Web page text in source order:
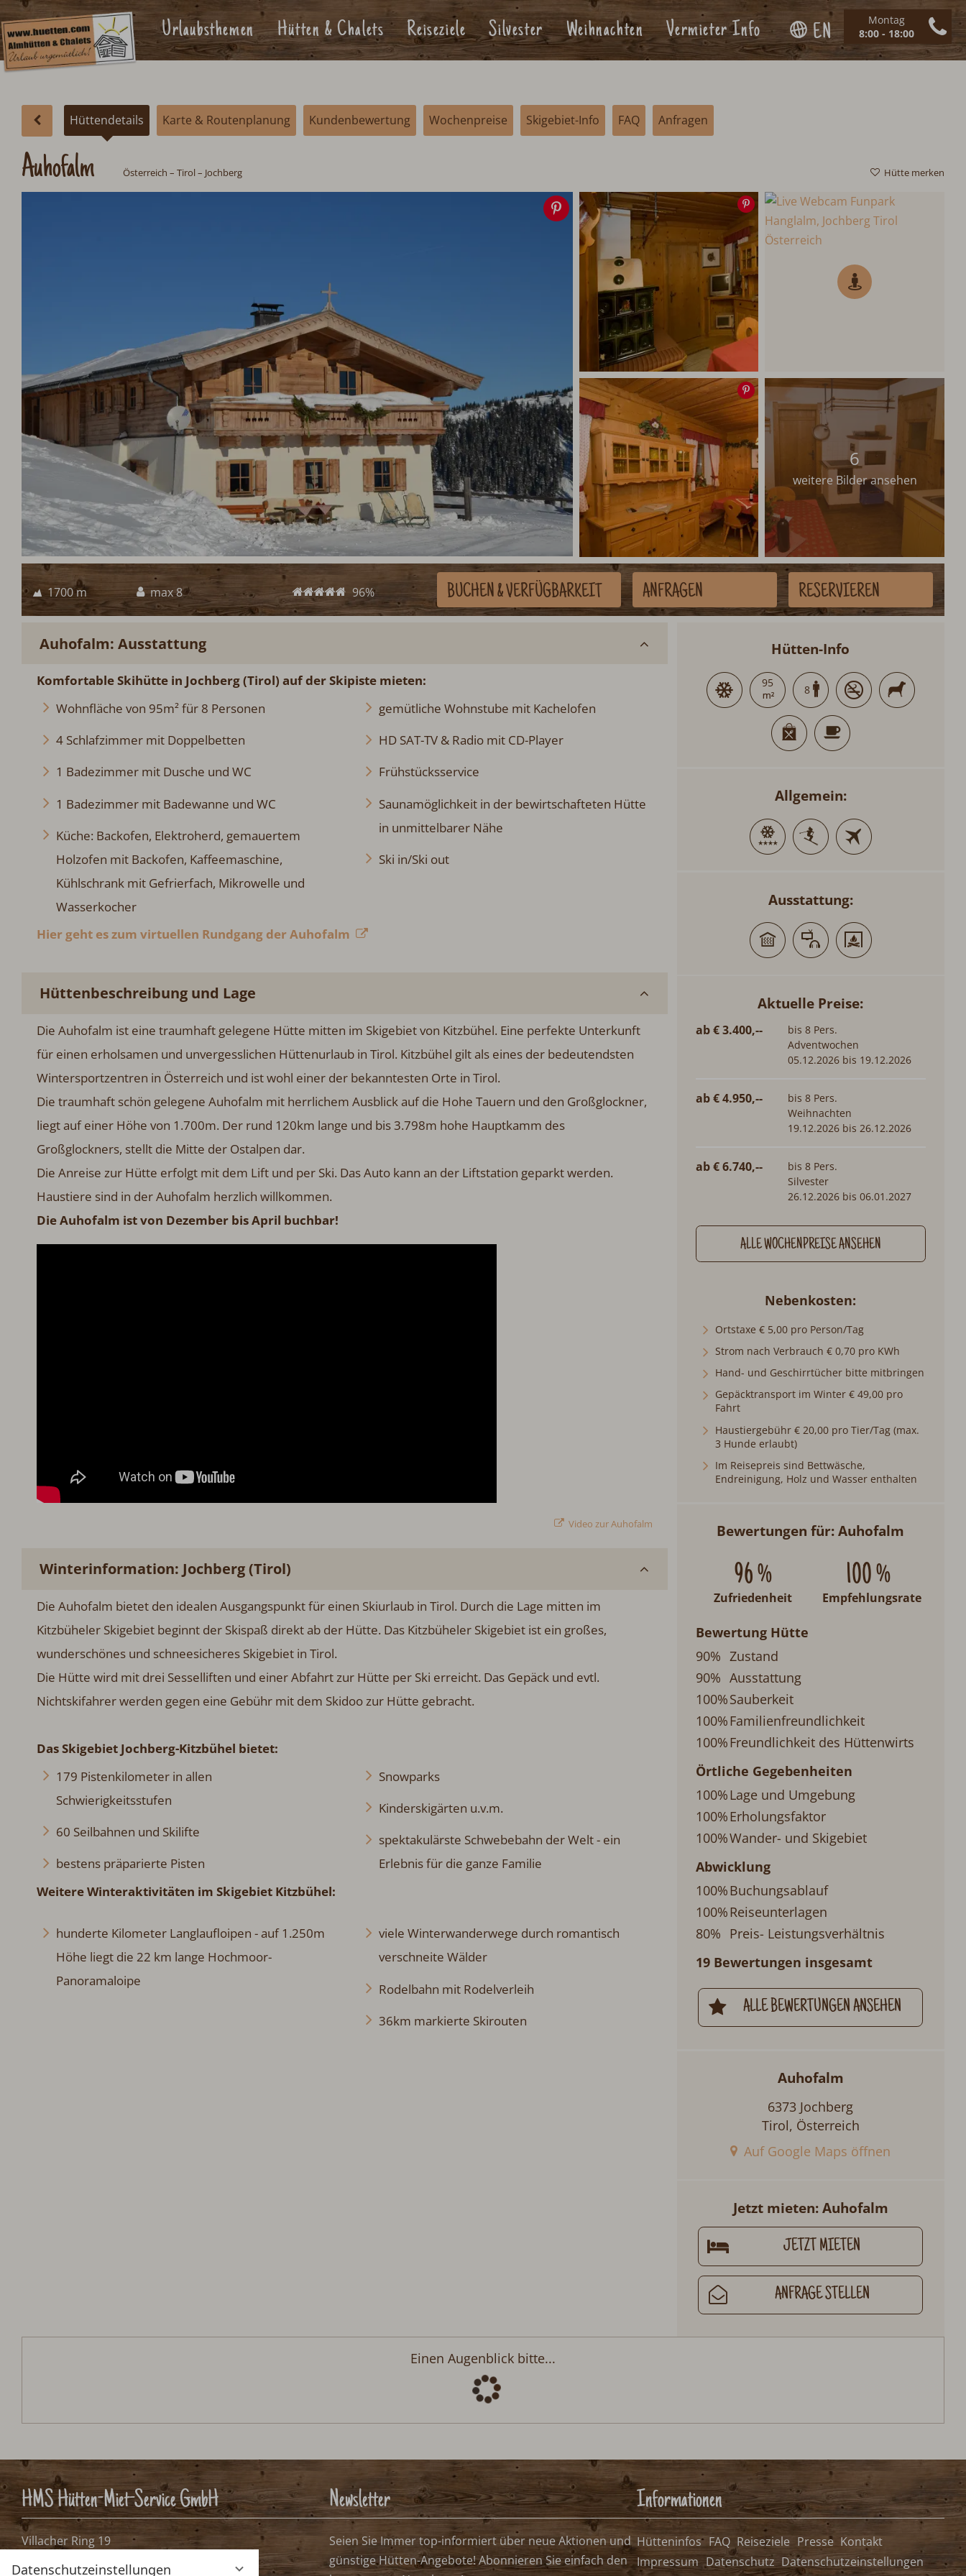
Datenschutzeinstellungen
Montag
8:00 - 18:00
Urlaubsthemen Hütten & Chalets Reiseziele Silvester Weihnachten Vermieter Info EN
Hüttendetails Karte & Routenplanung Kundenbewertung Wochenpreise Skigebiet-Info FAQ Anfragen
Hütte merken
Auhofalm Österreich – Tirol– Jochberg
Speichern Speichern
Speichern
6
weitere Bilder ansehen
1700 m max 8 96% BUCHEN& VERFÜGBARKEIT ANFRAGEN RESERVIEREN
Auhofalm: Ausstattung
Komfortable Skihütte in Jochberg (Tirol) auf der Skipiste mieten:
Wohnfläche von 95m² für 8 Personen
4 Schlafzimmer mit Doppelbetten
1 Badezimmer mit Dusche und WC
1 Badezimmer mit Badewanne und WC
Küche: Backofen, Elektroherd, gemauertem
Holzofen mit Backofen, Kaffeemaschine,
Kühlschrank mit Gefrierfach, Mikrowelle und
Wasserkocher
gemütliche Wohnstube mit Kachelofen
HD SAT-TV & Radio mit CD-Player
Frühstücksservice
Saunamöglichkeit in der bewirtschafteten Hütte
in unmittelbarer Nähe
Ski in/Ski out
Hier geht es zum virtuellen Rundgang der Auhofalm
Hüttenbeschreibung und Lage
Die Auhofalm ist eine traumhaft gelegene Hütte mitten im Skigebiet von Kitzbühel. Eine perfekte Unterkunft
für einen erholsamen und unvergesslichen Hüttenurlaub in Tirol. Kitzbühel gilt als eines der bedeutendsten
Wintersportzentren in Österreich und ist wohl einer der bekanntesten Orte in Tirol.
Die traumhaft schön gelegene Auhofalm mit herrlichem Ausblick auf die Hohe Tauern und den Großglockner,
liegt auf einer Höhe von 1.700m. Der rund 120km lange und bis 3.798m hohe Hauptkamm des
Großglockners, stellt die Mitte der Ostalpen dar.
Die Anreise zur Hütte erfolgt mit dem Lift und per Ski. Das Auto kann an der Liftstation geparkt werden.
Haustiere sind in der Auhofalm herzlich willkommen.
Die Auhofalm ist von Dezember bis April buchbar!
Video zur Auhofalm
Winterinformation: Jochberg (Tirol)
Die Auhofalm bietet den idealen Ausgangspunkt für einen Skiurlaub in Tirol. Durch die Lage mitten im
Kitzbüheler Skigebiet beginnt der Skispaß direkt ab der Hütte. Das Kitzbüheler Skigebiet ist ein großes,
wunderschönes und schneesicheres Skigebiet in Tirol.
Die Hütte wird mit drei Sesselliften und einer Abfahrt zur Hütte per Ski erreicht. Das Gepäck und evtl.
Nichtskifahrer werden gegen eine Gebühr mit dem Skidoo zur Hütte gebracht.
Das Skigebiet Jochberg-Kitzbühel bietet:
179 Pistenkilometer in allen
Schwierigkeitsstufen
60 Seilbahnen und Skilifte
bestens präparierte Pisten
Snowparks
Kinderskigärten u.v.m.
spektakulärste Schwebebahn der Welt - ein
Erlebnis für die ganze Familie
Weitere Winteraktivitäten im Skigebiet Kitzbühel:
hunderte Kilometer Langlaufloipen - auf 1.250m
Höhe liegt die 22 km lange Hochmoor-
Panoramaloipe
viele Winterwanderwege durch romantisch
verschneite Wälder
Rodelbahn mit Rodelverleih
36km markierte Skirouten
Hütten-Info
95
8
Allgemein:
Ausstattung:
Aktuelle Preise:
ab € 3.400,--
bis 8 Pers.
Adventwochen
05.12.2026 bis 19.12.2026
ab € 4.950,--
bis 8 Pers.
Weihnachten
19.12.2026 bis 26.12.2026
ab € 6.740,--
bis 8 Pers.
Silvester
26.12.2026 bis 06.01.2027
ALLE WOCHENPREISE ANSEHEN
Nebenkosten
Ortstaxe € 5,00 pro Person/Tag
Strom nach Verbrauch € 0,70 pro KWh
Hand- und Geschirrtücher bitte mitbringen
Gepäcktransport im Winter € 49,00 pro
Fahrt
Haustiergebühr € 20,00 pro Tier/Tag (max.
3 Hunde erlaubt)
Im Reisepreis sind Bettwäsche,
Endreinigung, Holz und Wasser enthalten
Bewertungen für: Auhofalm
96 %
Zufriedenheit
100 %
Empfehlungsrate
Bewertung Hütte
90% Zustand
90% Ausstattung
100%Sauberkeit
100%Familienfreundlichkeit
100%Freundlichkeit des Hüttenwirts
Örtliche Gegebenheiten
100%Lage und Umgebung
100%Erholungsfaktor
100%Wander- und Skigebiet
Abwicklung
100%Buchungsablauf
100%Reiseunterlagen
80% Preis- Leistungsverhältnis
19 Bewertungen insgesamt
ALLE BEWERTUNGEN ANSEHEN
Auhofalm
6373 Jochberg
Tirol, Österreich
Auf Google Maps öffnen
Jetzt mieten: Auhofalm
JETZT MIETEN
ANFRAGE STELLEN
Einen Augenblick bitte...
HMS Hütten-Miet-Service GmbH
Villacher Ring 19
Newsletter
Seien Sie Immer top-informiert über neue Aktionen und
günstige Hütten-Angebote! Abonnieren Sie einfach den
Informationen
Hütteninfos FAQ Reiseziele Presse Kontakt
Impressum Datenschutz Datenschutzeinstellungen